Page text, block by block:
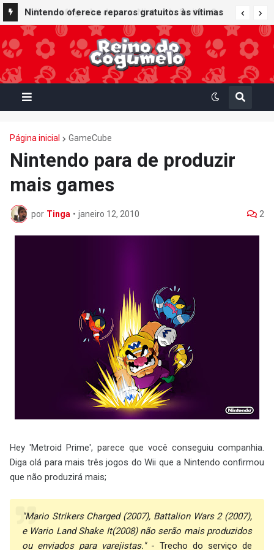
Nintendo oferece reparos gratuitos às vítimas
do terremoto de Kumamoto e doa 50 milhões
de ienes à Cruz Vermelha
Página inicial GameCube
Nintendo para de produzir
mais games
por Tinga • janeiro 12, 2010 2
Hey 'Metroid Prime', parece que você conseguiu companhia.
Diga olá para mais três jogos do Wii que a Nintendo confirmou
que não produzirá mais;
"Mario Strikers Charged (2007), Battalion Wars 2 (2007),
e Wario Land Shake It(2008) não serão mais produzidos
ou enviados para varejistas."- Trecho do serviço de